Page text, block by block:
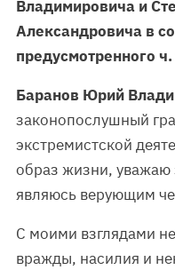
Владимировича и
Александровича в
предусмотренного
Баранов Юрий
законопослушный
экстремистской
образ жизни, уважаю
являюсь верующим
С моими взглядами
вражды, насилия и